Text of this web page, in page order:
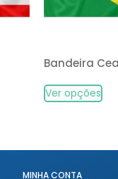
Bandeira
Ver opções
MINHA CONTA